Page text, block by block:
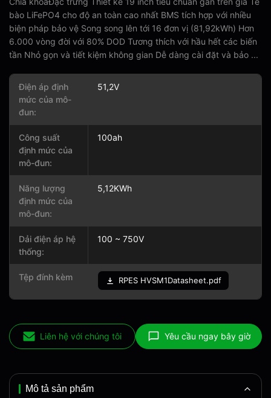
bào LiFePO4 cho độ an toàn cao nhất BMS tích hợp với nhiều
biện pháp bảo vệ Song song lên tới 16 đơn vị (81,92kWh) Hơn
6.000 vòng đời với 80% DOD Tương thích với hầu hết các biến
tần Nhỏ gọn và tiết kiệm không gian Dễ dàng cài đặt và bảo ...
Điện áp định
mức của mô-
đun:
51,2V
Công suất
định mức của
mô-đun:
100ah
Năng lượng
định mức của
mô-đun:
5,12KWh
Dải điện áp hệ
thống:
100 ~ 750V
Tệp đính kèm RPES HVSM1Datasheet.pdf
Liên hệ với chúng tôi Yêu cầu ngay bây giờ
Mô tả sản phẩm